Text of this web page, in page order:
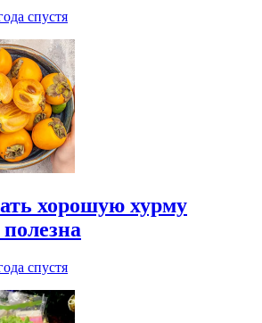
спустя
хорошую хурму
спустя